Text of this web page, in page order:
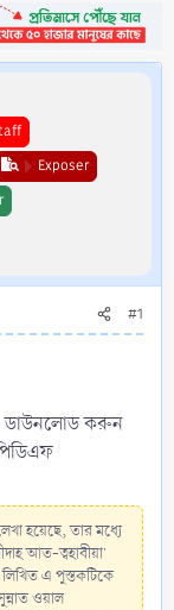
Exposer
#1
করুন
হয়েছে, তার মধ্যে
আত-ত্বহাবীয়া'
এ পুস্তকটিকে
ওয়াল